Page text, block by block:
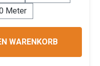
Meter
gewünschten
WARENKORB